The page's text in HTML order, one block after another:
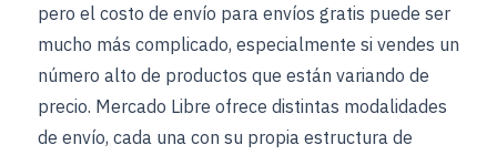
pero el costo de envío para envíos gratis puede ser
mucho más complicado, especialmente si vendes un
número alto de productos que están variando de
precio. Mercado Libre ofrece distintas modalidades
de envío, cada una con su propia estructura de